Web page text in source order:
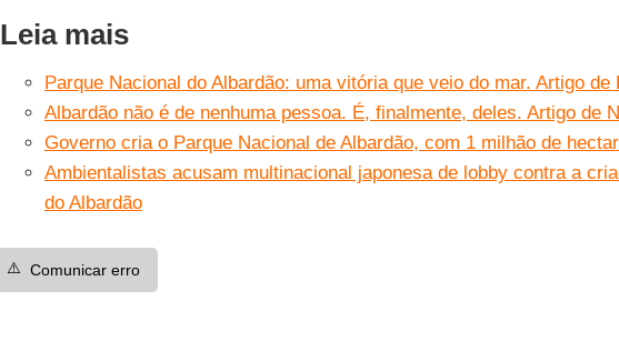
Leia mais
Parque Nacional do Albardão: uma vitória que veio do mar. Artigo de
Albardão não é de nenhuma pessoa. É, finalmente, deles. Artigo de
Governo cria o Parque Nacional de Albardão, com 1 milhão de
Ambientalistas acusam multinacional japonesa de lobby contra a
do Albardão
⚠️ Comunicar erro